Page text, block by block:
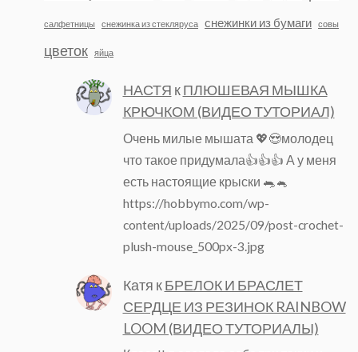
салфетницы снежинка из стекляруса снежинки из бумаги совы
цветок яйца
НАСТЯ кПЛЮШЕВАЯ МЫШКА
КРЮЧКОМ (ВИДЕО ТУТОРИАЛ)
Очень милые мышата 💖😍молодец
что такое придумала👍👍👍 А у меня
есть настоящие крыски 🐀🐁
https://hobbymo.com/wp-
content/uploads/2025/09/post-crochet-
plush-mouse_500px-3.jpg
Катя кБРЕЛОК И БРАСЛЕТ
СЕРДЦЕ ИЗ РЕЗИНОК RAINBOW
LOOM (ВИДЕО ТУТОРИАЛЫ)